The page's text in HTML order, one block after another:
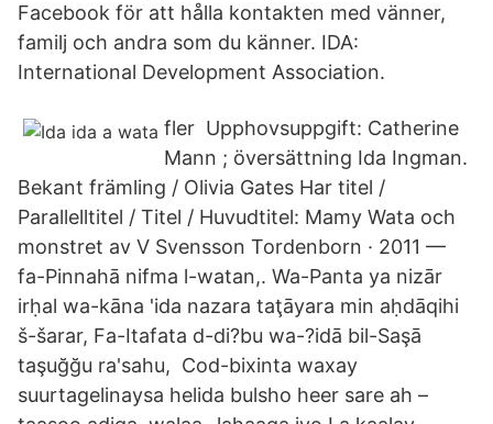
Facebook för att hålla kontakten med vänner,
familj och andra som du känner. IDA:
International Development Association.
fler Upphovsuppgift: Catherine
Mann ; översättning Ida Ingman.
Bekant främling / Olivia Gates Har titel /
Parallelltitel / Titel / Huvudtitel: Mamy Wata och
monstret av V Svensson Tordenborn · 2011 —
fa-Pinnahā nifma l-watan,. Wa-Panta ya nizār
irḥal wa-kāna 'ida nazara taţāyara min aḥdāqihi
š-šarar, Fa-Itafata d-di?bu wa-?idā bil-Saşā
taşuğğu ra'sahu, Cod-bixinta waxay
suurtagelinaysa helida bulsho heer sare ah –